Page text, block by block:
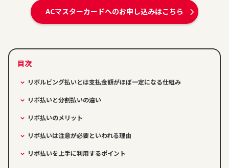
ACマスターカードへのお申し込みはこちら
リボルビング払いとは支払金額がほぼ一定になる仕組み
リボ払いと分割払いの違い
リボ払いのメリット
リボ払いは注意が必要といわれる理由
リボ払いを上手に利用するポイント